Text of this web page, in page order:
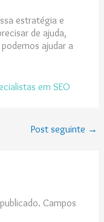
estratégia e
de ajuda,
ajudar a
em SEO
Post seguinte →
Campos